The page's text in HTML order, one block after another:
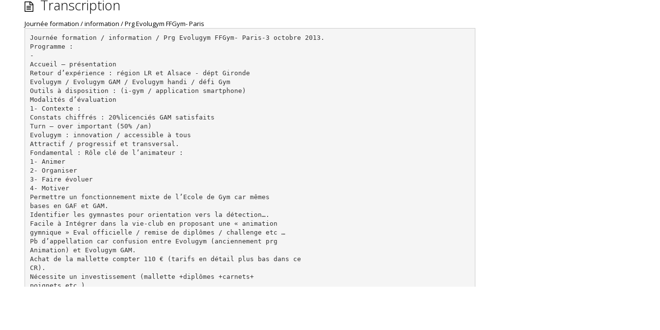
Transcription
Journée formation / information / Prg Evolugym FFGym- Paris
Journée formation / information / Prg Evolugym FFGym- Paris-3 octobre 2013.
Programme :
-
Accueil – présentation
Retour d’expérience : région LR et Alsace - dépt Gironde
Evolugym / Evolugym GAM / Evolugym handi / défi Gym
Outils à disposition : (i-gym / application smartphone)
Modalités d’évaluation
1- Contexte :
Constats chiffrés : 20%licenciés GAM satisfaits
Turn – over important (50% /an)
Evolugym : innovation / accessible à tous
Attractif / progressif et transversal.
Fondamental : Rôle clé de l’animateur :
1- Animer
2- Organiser
3- Faire évoluer
4- Motiver
Permettre un fonctionnement mixte de l’Ecole de Gym car mêmes
bases en GAF et GAM.
Identifier les gymnastes pour orientation vers la détection….
Facile à Intégrer dans la vie-club en proposant une « animation
gymnique » Eval officielle / remise de diplômes / challenge etc …
Pb d’appellation car confusion entre Evolugym (anciennement prg
Animation) et Evolugym GAM.
Achat de la mallette compter 110 € (tarifs en détail plus bas dans ce
CR).
Nécessite un investissement (mallette +diplômes +carnets+
poignets etc…)